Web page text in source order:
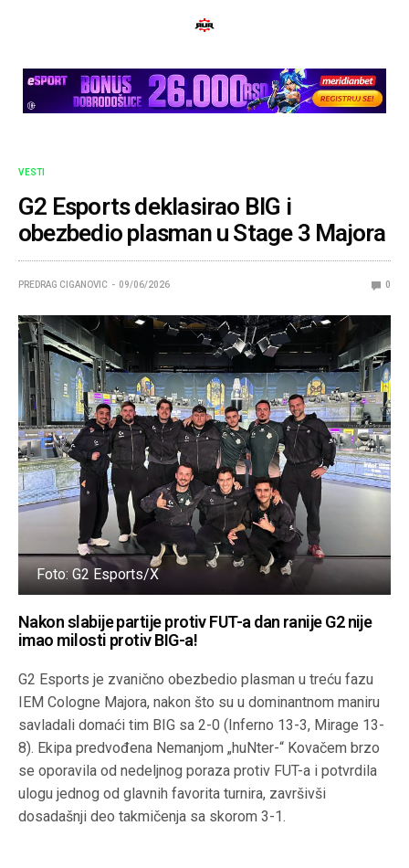
VESTI
G2 Esports deklasirao BIG i
obezbedio plasman u Stage 3 Majora
PREDRAG CIGANOVIC 09/06/2026 0
Foto: G2 Esports/X
Nakon slabije partije protiv FUT-a dan ranije G2 nije
imao milosti protiv BIG-a!
G2 Esports je zvanično obezbedio plasman u treću fazu
IEM Cologne Majora, nakon što su u dominantnom maniru
savladali domaći tim BIG sa 2-0 (Inferno 13-3, Mirage 13-
8). Ekipa predvođena Nemanjom „huNter-“ Kovačem brzo
se oporavila od nedeljnog poraza protiv FUT-a i potvrdila
ulogu jednog od glavnih favorita turnira, završivši
dosadašnji deo takmičenja sa skorom 3-1.